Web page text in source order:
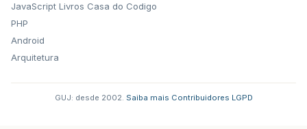
JavaScript
PHP
Android
Arquitetura
Livros Casa do Codigo
GUJ: desde 2002. Saiba mais Contribuidores LGPD